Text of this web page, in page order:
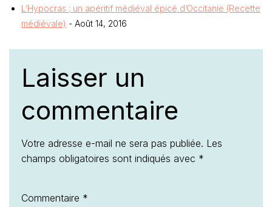
L’Hypocras ; un apéritif médiéval épicé d’Occitanie (Recette
médiévale) - Août 14, 2016
Laisser un
commentaire
Votre adresse e-mail ne sera pas publiée. Les
champs obligatoires sont indiqués avec *
Commentaire *